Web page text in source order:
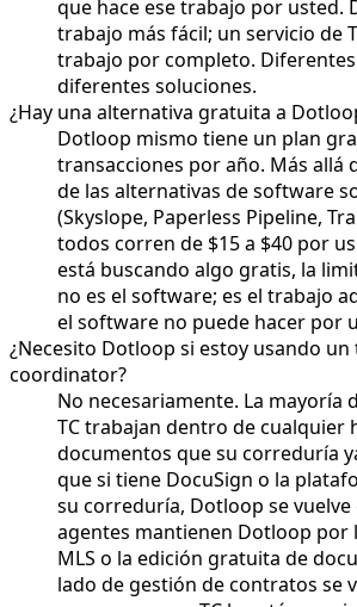
que hace ese trabajo por usted.
trabajo más fácil; un servicio de
trabajo por completo.
diferentes soluciones.
¿Hay una alternativa gratuita a
Dotloop mismo tiene un plan
transacciones por año. Más allá
de las alternativas de software
(Skyslope, Paperless Pipeline,
todos corren de $15 a $40 por
está buscando algo gratis, la
no es el software; es el trabajo
el software no puede hacer por
¿Necesito Dotloop si estoy usando
coordinator?
No necesariamente. La mayoría
TC trabajan dentro de cualquier
documentos que su correduría
que si tiene DocuSign o la
su correduría, Dotloop se
agentes mantienen Dotloop por
MLS o la edición gratuita de
lado de gestión de contratos se